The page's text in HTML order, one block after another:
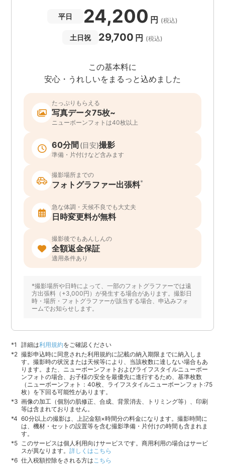
平日 24,200 円 (税込)
土日祝 29,700 円 (税込)
この基本料に
安心・うれしいをまるっと込めました
たっぷりもらえる
写真データ75枚~
ニューボーンフォトは40枚以上
60分間(目安)撮影
準備・片付けなど含みます
撮影場所までの
フォトグラファー出張料*
急な体調・天候不良でも大丈夫
日時変更料が無料
撮影後でもあんしんの
全額返金保証
適用条件あり
*撮影場所や日時によって、一部のフォトグラファーでは遠
方出張料（+3,000円）が発生する場合があります。撮影日
時・場所・フォトグラファーが該当する場合、申込みフォ
ームでお知らせします。
詳細は利用規約をご確認ください
撮影申込時に同意された利用規約に記載の納入期限までに納入しま
す。撮影時の状況または天候等により、当該枚数に達しない場合もあ
ります。また、ニューボーンフォトおよびライフスタイルニューボー
ンフォトの場合、お子様の安全を最優先に進行するため、基準枚数
（ニューボーンフォト：40枚、ライフスタイルニューボーンフォト:75
枚）を下回る可能性があります。
画像の加工（個別の肌修正、合成、背景消去、トリミング等）、印刷
等は含まれておりません。
60分以上の撮影は、上記金額×時間分の料金になります。撮影時間に
は、機材・セットの設置等を含む撮影準備・片付けの時間も含まれま
す。
このサービスは個人利用向けサービスです。商用利用の場合はサービ
スが異なります。詳しくはこちら
仕入税額控除をされる方はこちら